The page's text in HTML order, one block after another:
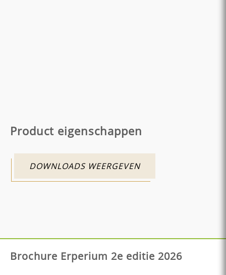
Product eigenschappen
DOWNLOADS WEERGEVEN
Brochure Erperium 2e editie 2026